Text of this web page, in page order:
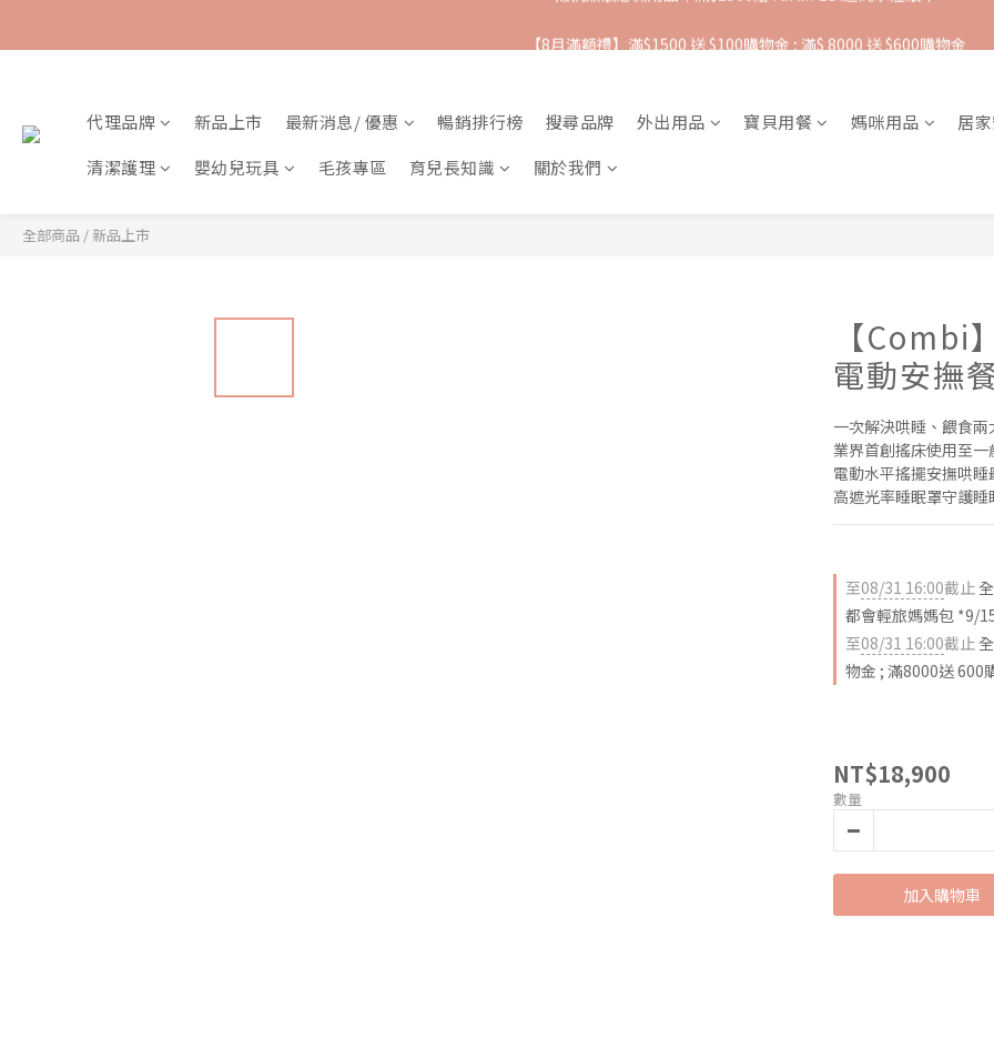
抵抗熱浪必備用品︱滿$2500贈 Farlin EDI超純水溼紙巾
代理品牌 新品上市 最新消息/ 優惠 暢銷排行榜 搜尋品牌 外出用品 寶貝用餐 媽咪用品
居
清潔護理
嬰幼兒玩具 毛孩專區 育兒長知識 關於我們
全部商品 /新品上市
【Combi
電動安撫
一次解決哄睡、餵食兩
業界首創搖床使用至一
電動水平搖擺安撫哄睡
高遮光率睡眠罩守護睡
至08/31 16:00截止
都會輕旅媽媽包 *9/
至08/31 16:00截止
物金 ; 滿8000送 600
NT$18,900
數量
加入購物車